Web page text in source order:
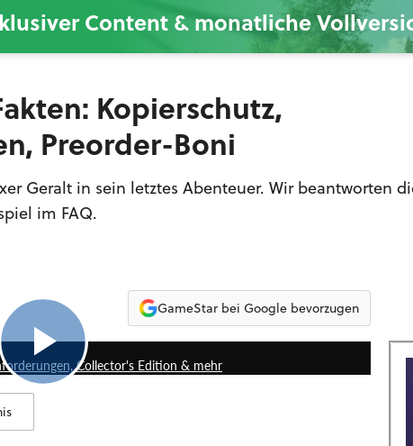
Content & monatliche
Kopierschutz,
Preorder-Boni
Geralt in sein letztes Abenteuer. Wir beantworten
im FAQ.
GameStar bei Google bevorzugen
7:17
Collector's Edition & mehr